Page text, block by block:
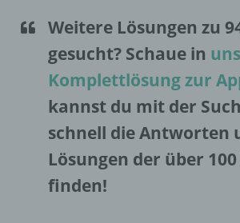
Weitere Lösungen zu
gesucht? Schaue in
Komplettlösung zur
kannst du mit der
schnell die Antworten
Lösungen der über
finden!